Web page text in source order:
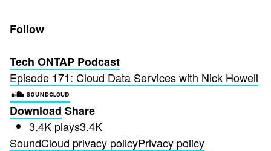
Follow
Tech ONTAP Podcast
Episode 171: Cloud Data Services with Nick Howell
Download Share
3.4K plays3.4K
SoundCloud privacy policyPrivacy policy